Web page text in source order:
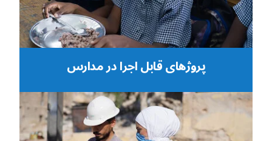
پروژهای قابل اجرا در مدارس